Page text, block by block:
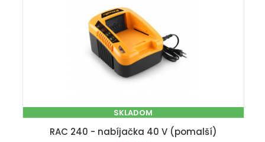
SKLADOM
RAC 240 - nabíjačka 40 V (pomalší)